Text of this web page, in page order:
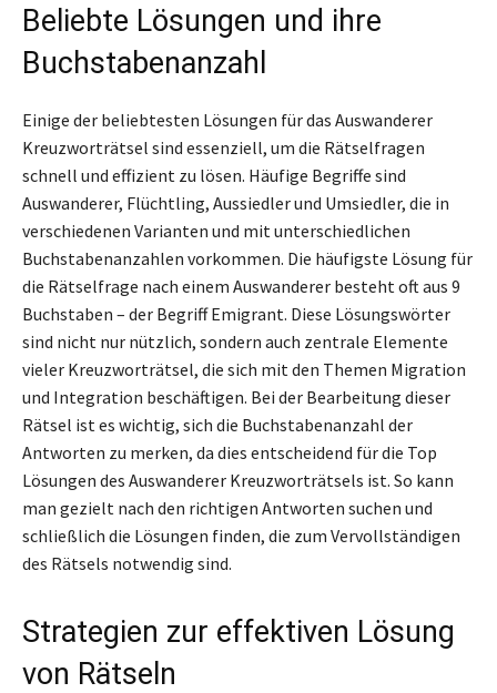
Beliebte Lösungen und ihre
Buchstabenanzahl
Einige der beliebtesten Lösungen für das Auswanderer
Kreuzworträtsel sind essenziell, um die Rätselfragen
schnell und effizient zu lösen. Häufige Begriffe sind
Auswanderer, Flüchtling, Aussiedler und Umsiedler, die in
verschiedenen Varianten und mit unterschiedlichen
Buchstabenanzahlen vorkommen. Die häufigste Lösung für
die Rätselfrage nach einem Auswanderer besteht oft aus 9
Buchstaben – der Begriff Emigrant. Diese Lösungswörter
sind nicht nur nützlich, sondern auch zentrale Elemente
vieler Kreuzworträtsel, die sich mit den Themen Migration
und Integration beschäftigen. Bei der Bearbeitung dieser
Rätsel ist es wichtig, sich die Buchstabenanzahl der
Antworten zu merken, da dies entscheidend für die Top
Lösungen des Auswanderer Kreuzworträtsels ist. So kann
man gezielt nach den richtigen Antworten suchen und
schließlich die Lösungen finden, die zum Vervollständigen
des Rätsels notwendig sind.
Strategien zur effektiven Lösung
von Rätseln